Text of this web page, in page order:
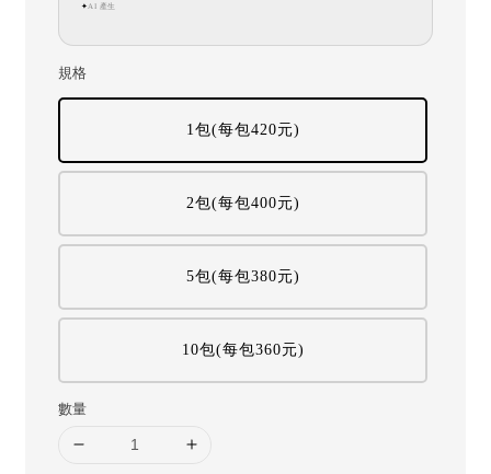
✦AI 產生
規格
1包(每包420元)
2包(每包400元)
5包(每包380元)
10包(每包360元)
數量